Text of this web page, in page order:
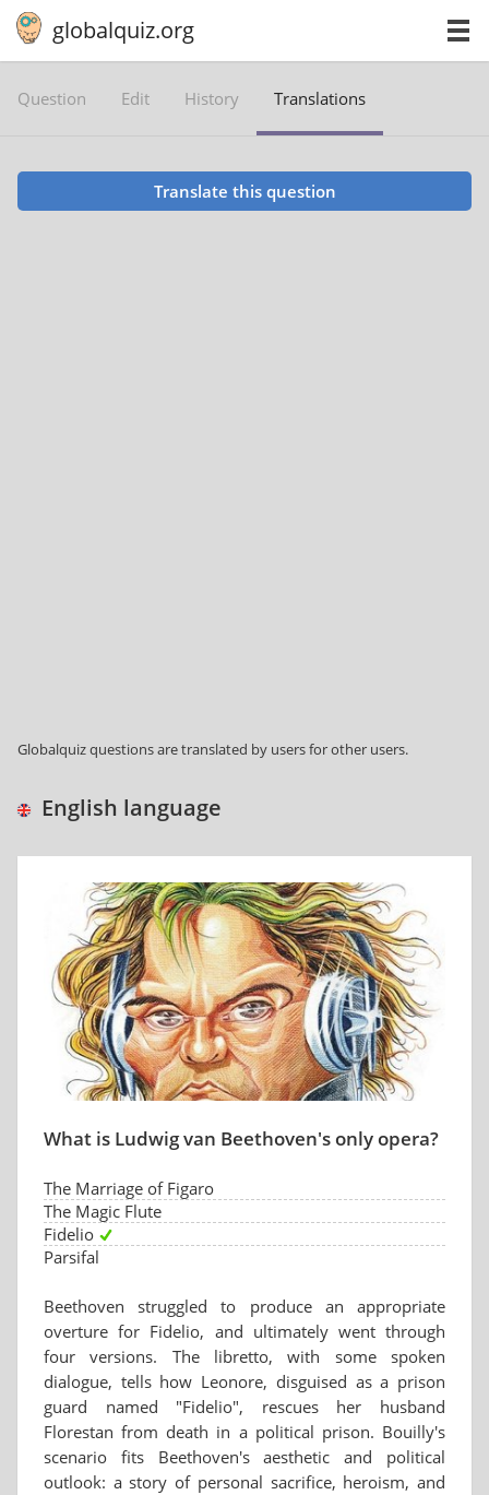
globalquiz.org
Question Edit History Translations
Translate this question
Globalquiz questions are translated by users for other users.
English language
What is Ludwig van Beethoven's only opera?
The Marriage of Figaro
The Magic Flute
Fidelio
Parsifal
Beethoven struggled to produce an appropriate
overture for Fidelio, and ultimately went through
four versions. The libretto, with some spoken
dialogue, tells how Leonore, disguised as a prison
guard named "Fidelio", rescues her husband
Florestan from death in a political prison. Bouilly's
scenario fits Beethoven's aesthetic and political
outlook: a story of personal sacrifice, heroism, and